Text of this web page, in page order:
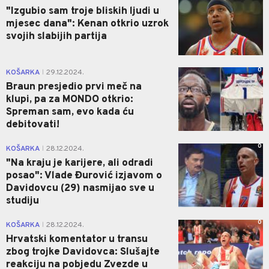
"Izgubio sam troje bliskih ljudi u
mjesec dana": Kenan otkrio uzrok
svojih slabijih partija
KOŠARKA 29.12.2024.
Braun presjedio prvi meč na
klupi, pa za MONDO otkrio:
Spreman sam, evo kada ću
debitovati!
0
KOŠARKA 28.12.2024.
"Na kraju je karijere, ali odradi
posao": Vlade Đurović izjavom o
Davidovcu (29) nasmijao sve u
studiju
0
KOŠARKA 28.12.2024.
Hrvatski komentator u transu
zbog trojke Davidovca: Slušajte
reakciju na pobjedu Zvezde u
0